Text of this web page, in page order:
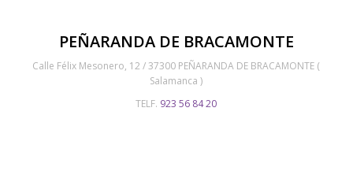
PEÑARANDA DE BRACAMONTE
Calle Félix Mesonero, 12 / 37300 PEÑARANDA DE BRACAMONTE (
Salamanca )
TELF. 923 56 84 20